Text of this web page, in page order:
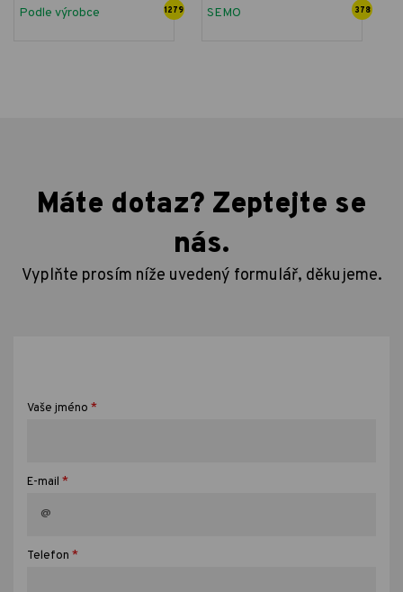
Podle výrobce 1279 SEMO 378
Máte dotaz? Zeptejte se
nás.
Vyplňte prosím níže uvedený formulář, děkujeme.
Vaše jméno *
E-mail *
Telefon *